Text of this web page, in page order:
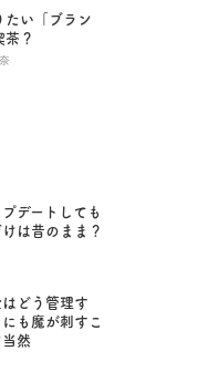
たい「ブラン
茶？
デートしても
は昔のまま？
どう管理す
も魔が刺すこ
然